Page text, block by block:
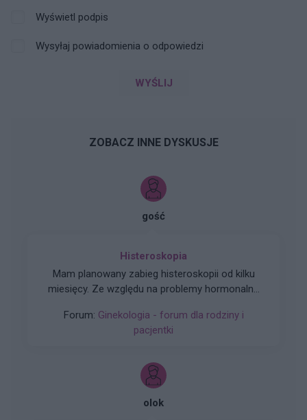
Wyświetl podpis
Wysyłaj powiadomienia o odpowiedzi
WYŚLIJ
ZOBACZ INNE DYSKUSJE
gość
Histeroskopia
Mam planowany zabieg histeroskopii od kilku
miesięcy. Ze względu na problemy hormonalne
mam zabieg a pojawiła mi się miesiączka. Czy
podczas lekkich plamień na początku cyklu
Forum: Ginekologia - forum dla rodziny i
pacjentki
olok